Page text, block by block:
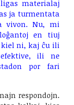
materialaj
ja turmentata
vivon. Nu, mi
en tiuj
ni, kaj ĉu ili
ili ne
por fari
respondojn.